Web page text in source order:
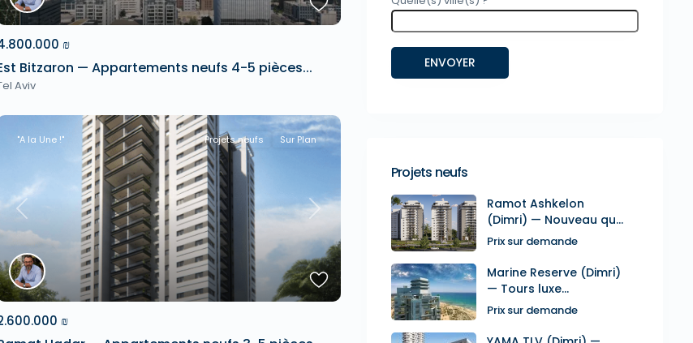
₪
Bitzaron — Appartements neufs 4-5 pièces...
Aviv
Previous Next
"A la Une !" Projets neufs Sur Plan
₪
Projets neufs
Ramot Ashkelon
(Dimri) — Nouveau qu...
Prix sur demande
Marine Reserve (Dimri)
— Tours luxe...
Prix sur demande